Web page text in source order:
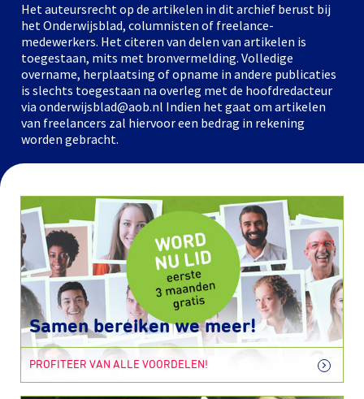
Het auteursrecht op de artikelen in dit archief berust bij
het Onderwijsblad, columnisten of freelance-
medewerkers. Het citeren van delen van artikelen is
toegestaan, mits met bronvermelding. Volledige
overname, herplaatsing of opname in andere publicaties
is slechts toegestaan na overleg met de hoofdredacteur
via onderwijsblad@aob.nl Indien het gaat om artikelen
van freelancers zal hiervoor een bedrag in rekening
worden gebracht.
Samen bereiken we meer!
PROFITEER VAN ALLE VOORDELEN!